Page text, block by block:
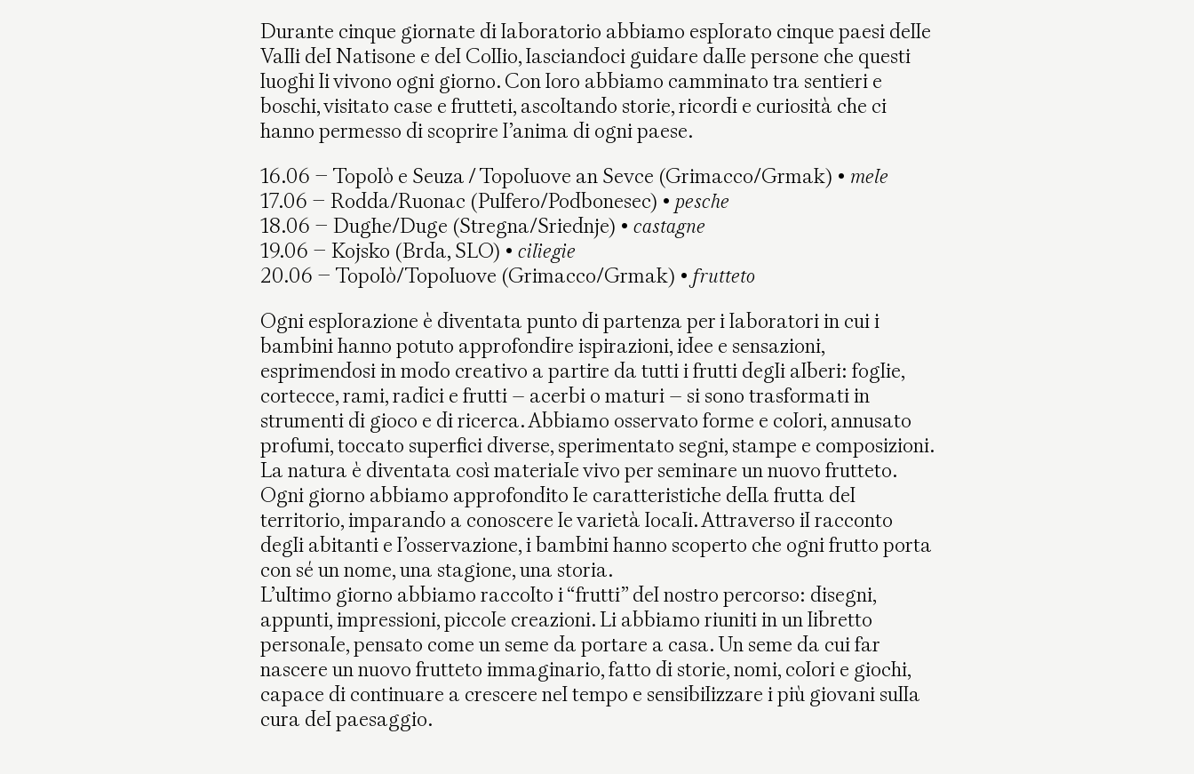
Durante cinque giornate di laboratorio abbiamo esplorato cinque paesi delle
Valli del Natisone e del Collio, lasciandoci guidare dalle persone che questi
luoghi li vivono ogni giorno. Con loro abbiamo camminato tra sentieri e
boschi, visitato case e frutteti, ascoltando storie, ricordi e curiosità che ci
hanno permesso di scoprire l’anima di ogni paese.
16.06 – Topolò e Seuza / Topoluove an Sevce (Grimacco/Grmak) • mele
17.06 – Rodda/Ruonac (Pulfero/Podbonesec) • pesche
18.06 – Dughe/Duge (Stregna/Sriednje) • castagne
19.06 – Kojsko (Brda, SLO) • ciliegie
20.06 – Topolò/Topoluove (Grimacco/Grmak) • frutteto
Ogni esplorazione è diventata punto di partenza per i laboratori in cui i
bambini hanno potuto approfondire ispirazioni, idee e sensazioni,
esprimendosi in modo creativo a partire da tutti i frutti degli alberi: foglie,
cortecce, rami, radici e frutti – acerbi o maturi – si sono trasformati in
strumenti di gioco e di ricerca. Abbiamo osservato forme e colori, annusato
profumi, toccato superfici diverse, sperimentato segni, stampe e composizioni.
La natura è diventata così materiale vivo per seminare un nuovo frutteto.
Ogni giorno abbiamo approfondito le caratteristiche della frutta del
territorio, imparando a conoscere le varietà locali. Attraverso il racconto
degli abitanti e l’osservazione, i bambini hanno scoperto che ogni frutto porta
con sé un nome, una stagione, una storia.
L’ultimo giorno abbiamo raccolto i “frutti” del nostro percorso: disegni,
appunti, impressioni, piccole creazioni. Li abbiamo riuniti in un libretto
personale, pensato come un seme da portare a casa. Un seme da cui far
nascere un nuovo frutteto immaginario, fatto di storie, nomi, colori e giochi,
capace di continuare a crescere nel tempo e sensibilizzare i più giovani sulla
cura del paesaggio.